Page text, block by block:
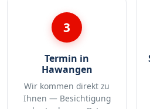
3
Termin in
Hawangen
Wir kommen direkt zu
Ihnen — Besichtigung